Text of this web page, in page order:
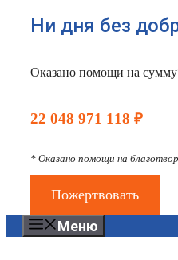
Ни дня без
Оказано помощи на
22 048 971 118 ₽
* Оказано помощи на
Пожертвовать
Меню